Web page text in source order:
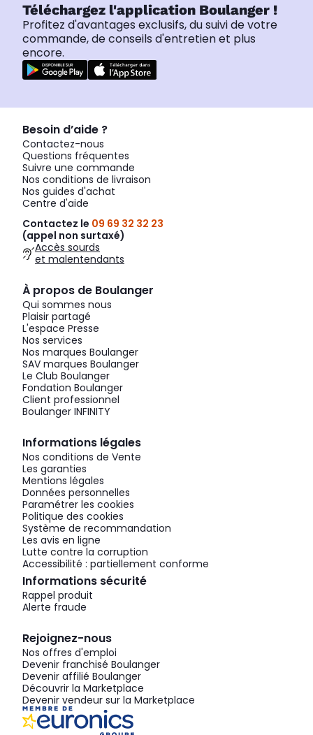
Téléchargez l'application Boulanger !
Profitez d'avantages exclusifs, du suivi de votre
commande, de conseils d'entretien et plus
encore.
Besoin d’aide ?
Contactez-nous
Questions fréquentes
Suivre une commande
Nos conditions de livraison
Nos guides d'achat
Centre d'aide
Contactez le 09 69 32 32 23
(appel non surtaxé)
Accès sourds
et malentendants
À propos de Boulanger
Qui sommes nous
Plaisir partagé
L'espace Presse
Nos services
Nos marques Boulanger
SAV marques Boulanger
Le Club Boulanger
Fondation Boulanger
Client professionnel
Boulanger INFINITY
Informations légales
Nos conditions de Vente
Les garanties
Mentions légales
Données personnelles
Paramétrer les cookies
Politique des cookies
Système de recommandation
Les avis en ligne
Lutte contre la corruption
Accessibilité : partiellement conforme
Informations sécurité
Rappel produit
Alerte fraude
Rejoignez-nous
Nos offres d'emploi
Devenir franchisé Boulanger
Devenir affilié Boulanger
Découvrir la Marketplace
Devenir vendeur sur la Marketplace